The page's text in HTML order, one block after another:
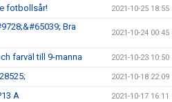
fotbollsår! 2021-10-25 18:55
Bra
2021-10-24 00:45
farväl till 9-manna 2021-10-23 10:50
2021-10-18 22:09
A 2021-10-17 16:11